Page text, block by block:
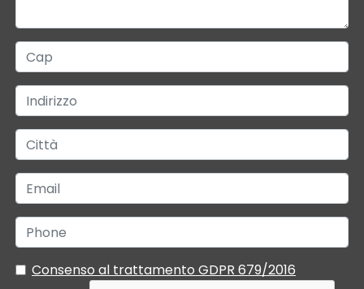
Consenso al trattamento GDPR 679/2016